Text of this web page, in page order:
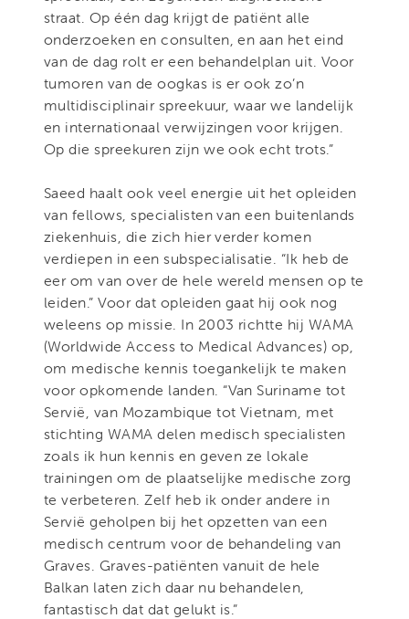
straat. Op één dag krijgt de patiënt alle
onderzoeken en consulten, en aan het eind
van de dag rolt er een behandelplan uit. Voor
tumoren van de oogkas is er ook zo’n
multidisciplinair spreekuur, waar we landelijk
en internationaal verwijzingen voor krijgen.
Op die spreekuren zijn we ook echt trots.”
Saeed haalt ook veel energie uit het opleiden
van fellows, specialisten van een buitenlands
ziekenhuis, die zich hier verder komen
verdiepen in een subspecialisatie. “Ik heb de
eer om van over de hele wereld mensen op te
leiden.” Voor dat opleiden gaat hij ook nog
weleens op missie. In 2003 richtte hij WAMA
(Worldwide Access to Medical Advances) op,
om medische kennis toegankelijk te maken
voor opkomende landen. “Van Suriname tot
Servië, van Mozambique tot Vietnam, met
stichting WAMA delen medisch specialisten
zoals ik hun kennis en geven ze lokale
trainingen om de plaatselijke medische zorg
te verbeteren. Zelf heb ik onder andere in
Servië geholpen bij het opzetten van een
medisch centrum voor de behandeling van
Graves. Graves-patiënten vanuit de hele
Balkan laten zich daar nu behandelen,
fantastisch dat dat gelukt is.”